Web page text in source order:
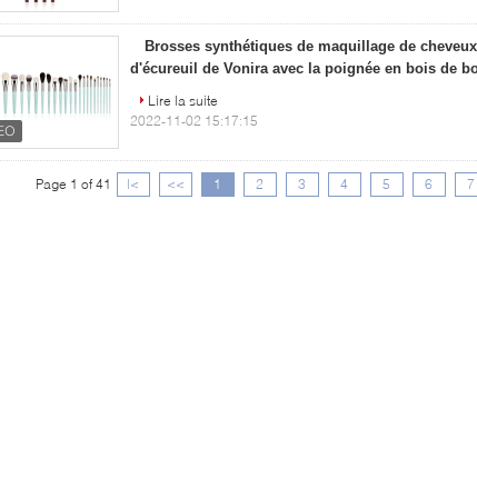
Brosses synthétiques de maquillage de
d'écureuil de Vonira avec la poignée en bois de
Lire la suite
2022-11-02 15:17:15
Page 1 of 41 |< << 1 2 3 4 5 6 7